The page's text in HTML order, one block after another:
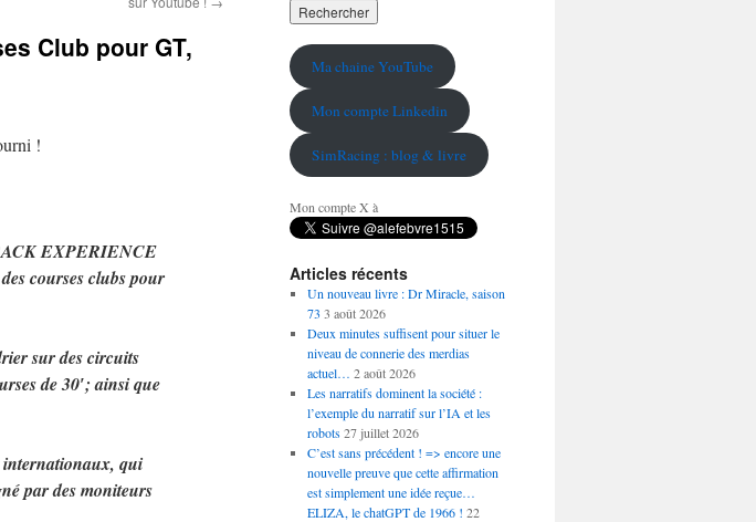
Club pour GT,
!
EXPERIENCE
courses clubs pour
sur des circuits
de 30′; ainsi que
internationaux, qui
par des moniteurs
Ma chaine YouTube
Mon compte Linkedin
SimRacing : blog & livre
Mon compte X à
Articles récents
Un nouveau livre : Dr Miracle, saison
73 3 août 2026
Deux minutes suffisent pour situer le
niveau de connerie des merdias
actuel… 2 août 2026
Les narratifs dominent la société :
l’exemple du narratif sur l’IA et les
robots 27 juillet 2026
C’est sans précédent ! => encore une
nouvelle preuve que cette affirmation
est simplement une idée reçue…
ELIZA, le chatGPT de 1966 ! 22